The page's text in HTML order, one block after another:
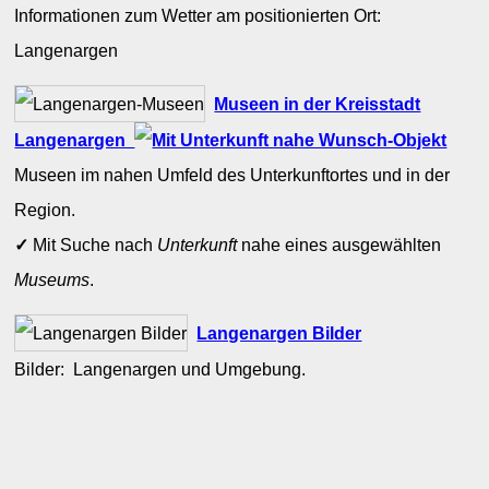
Informationen zum Wetter am positionierten Ort:
Langenargen
Museen in der Kreisstadt
Langenargen
Museen im nahen Umfeld des Unterkunftortes und in der
Region.
✓ Mit Suche nach Unterkunftnahe eines ausgewählten
Museums.
Langenargen Bilder
Bilder: Langenargen und Umgebung.